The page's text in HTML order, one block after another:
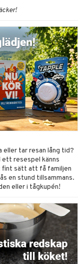
eller tar resan lång tid?
resespel känns
fint sätt att få familjen
en stund tillsammans.
eller i tågkupén!